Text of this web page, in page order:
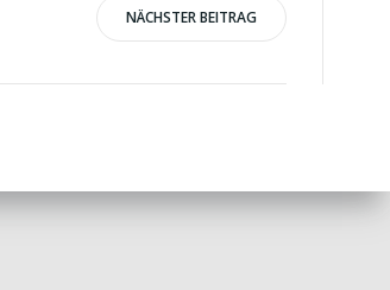
NÄCHSTER BEITRAG